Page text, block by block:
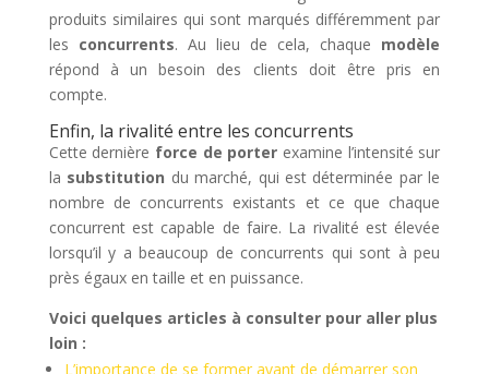
produits similaires qui sont marqués différemment par
les concurrents. Au lieu de cela, chaque modèle
répond à un besoin des clients doit être pris en
compte.
Enfin, la rivalité entre les concurrents
Cette dernière force de porter examine l’intensité sur
la substitution du marché, qui est déterminée par le
nombre de concurrents existants et ce que chaque
concurrent est capable de faire. La rivalité est élevée
lorsqu’il y a beaucoup de concurrents qui sont à peu
près égaux en taille et en puissance.
Voici quelques articles à consulter pour aller plus
loin :
L’importance de se former avant de démarrer son